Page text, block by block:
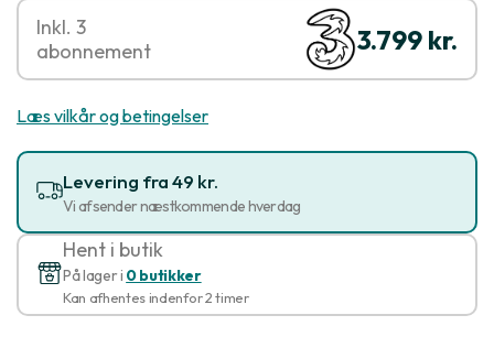
3.799 kr.
Inkl. 3
abonnement
Læs vilkår og betingelser
Levering fra 49 kr.
Vi afsender næstkommende hverdag
Hent i butik
På lager i 0 butikker
Kan afhentes indenfor 2 timer